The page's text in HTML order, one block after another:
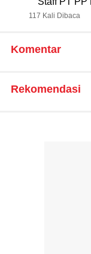
117 Kali Dibaca
Komentar
Rekomendasi